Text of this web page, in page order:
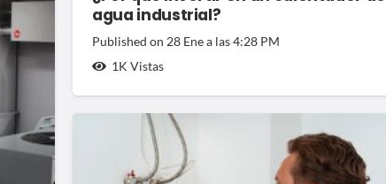
agua industrial?
Published on 28 Ene a las 4:28 PM
1K Vistas